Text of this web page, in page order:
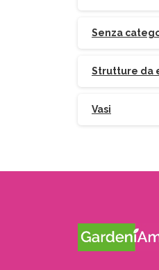
Senza
Strutture da
Vasi